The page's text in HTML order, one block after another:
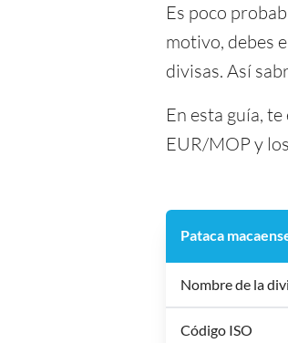
Es poco
motivo, debes
divisas. Así
En esta guía,
EUR/MOP y
Pataca
Nombre de la
Código ISO